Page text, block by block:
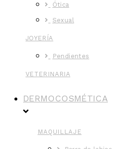
Ótica
Sexual
JOYERÍA
Pendientes
VETERINARIA
DERMOCOSMÉTICA
MAQUILLAJE